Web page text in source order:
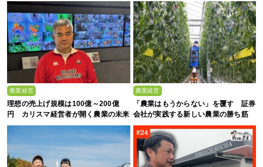
農業経営
理想の売上げ規模は100億～200億
円 カリスマ経営者が開く農業の未来
農業経営
「農業はもうからない」を覆す 証券
会社が実践する新しい農業の勝ち筋